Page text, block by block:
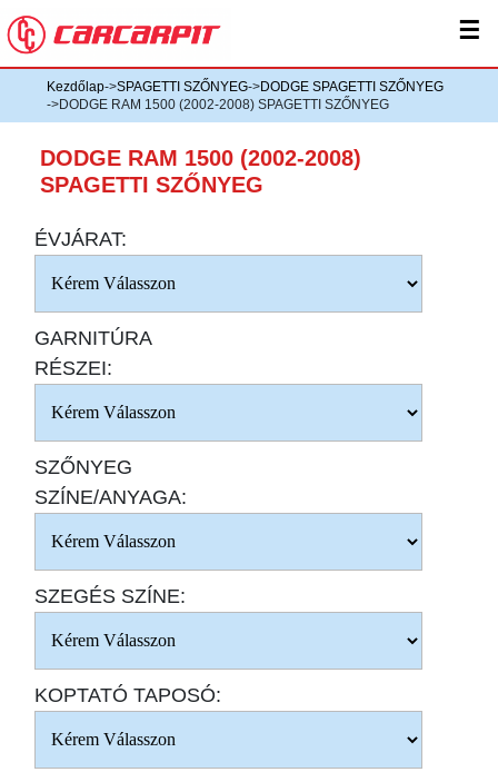
☰
Kezdőlap->SPAGETTI SZŐNYEG->DODGE SPAGETTI SZŐNYEG
->DODGE RAM 1500 (2002-2008) SPAGETTI SZŐNYEG
DODGE RAM 1500 (2002-2008)
SPAGETTI SZŐNYEG
ÉVJÁRAT:
GARNITÚRA
RÉSZEI:
SZŐNYEG
SZÍNE/ANYAGA:
SZEGÉS SZÍNE:
KOPTATÓ TAPOSÓ: